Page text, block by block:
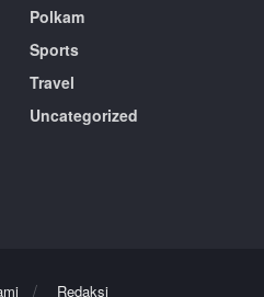
Polkam
Sports
Travel
Uncategorized
Redaksi